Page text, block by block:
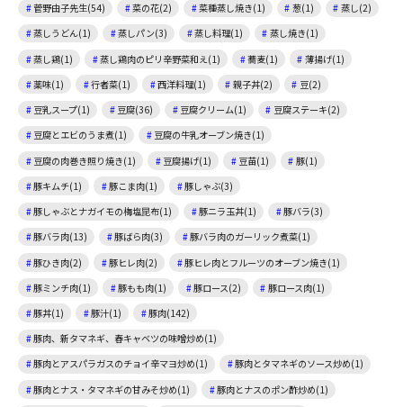
菅野由子先生(54)
菜の花(2) 菜種蒸し焼き(1) 葱(1)
蒸し(2)
蒸しうどん(1)
蒸しパン(3) 蒸し料理(1)
蒸し焼き(1)
蒸し鶏(1)
蒸し鶏肉のピリ辛野菜和え(1) 蕎麦(1)
薄揚げ(1)
薬味(1)
行者菜(1) 西洋料理(1) 親子丼(2)
豆(2)
豆乳スープ(1)
豆腐(36) 豆腐クリーム(1)
豆腐ステーキ(2)
豆腐とエビのうま煮(1)
豆腐の牛乳オーブン焼き(1)
豆腐の肉巻き照り焼き(1)
豆腐揚げ(1) 豆苗(1)
豚(1)
豚キムチ(1)
豚こま肉(1)
豚しゃぶ(3)
豚しゃぶとナガイモの梅塩昆布(1)
豚ニラ玉丼(1)
豚バラ(3)
豚バラ肉(13)
豚ばら肉(3)
豚バラ肉のガーリック煮菜(1)
豚ひき肉(2)
豚ヒレ肉(2)
豚ヒレ肉とフルーツのオーブン焼き(1)
豚ミンチ肉(1)
豚もも肉(1) 豚ロース(2)
豚ロース肉(1)
豚丼(1)
豚汁(1)
豚肉(142)
豚肉、新タマネギ、春キャベツの味噌炒め(1)
豚肉とアスパラガスのチョイ辛マヨ炒め(1)
豚肉とタマネギのソース炒め(1)
豚肉とナス・タマネギの甘みそ炒め(1)
豚肉とナスのポン酢炒め(1)